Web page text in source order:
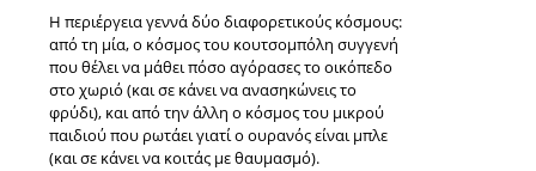
Η περιέργεια γεννά δύο διαφορετικούς κόσμους:
από τη μία, ο κόσμος του κουτσομπόλη συγγενή
που θέλει να μάθει πόσο αγόρασες το οικόπεδο
στο χωριό (και σε κάνει να ανασηκώνεις το
φρύδι), και από την άλλη ο κόσμος του μικρού
παιδιού που ρωτάει γιατί ο ουρανός είναι μπλε
(και σε κάνει να κοιτάς με θαυμασμό).